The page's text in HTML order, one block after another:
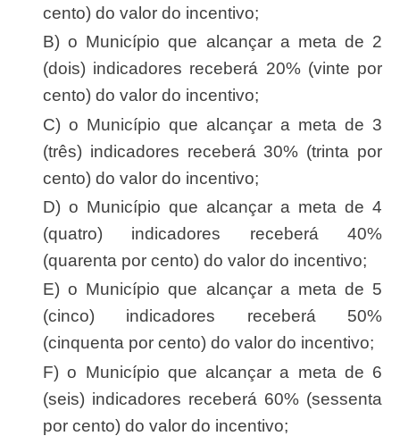
cento) do valor do incentivo;
b) o Município que alcançar a meta de 2
(dois) indicadores receberá 20% (vinte por
cento) do valor do incentivo;
c) o Município que alcançar a meta de 3
(três) indicadores receberá 30% (trinta por
cento) do valor do incentivo;
d) o Município que alcançar a meta de 4
(quatro) indicadores receberá 40%
(quarenta por cento) do valor do incentivo;
e) o Município que alcançar a meta de 5
(cinco) indicadores receberá 50%
(cinquenta por cento) do valor do incentivo;
f) o Município que alcançar a meta de 6
(seis) indicadores receberá 60% (sessenta
por cento) do valor do incentivo;